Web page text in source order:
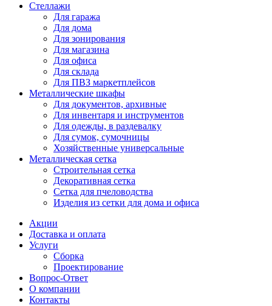
Стеллажи
Для гаража
Для дома
Для зонирования
Для магазина
Для офиса
Для склада
Для ПВЗ маркетплейсов
Металлические шкафы
Для документов, архивные
Для инвентаря и инструментов
Для одежды, в раздевалку
Для сумок, сумочницы
Хозяйственные универсальные
Металлическая сетка
Строительная сетка
Декоративная сетка
Сетка для пчеловодства
Изделия из сетки для дома и офиса
Акции
Доставка и оплата
Услуги
Сборка
Проектирование
Вопрос-Ответ
О компании
Контакты